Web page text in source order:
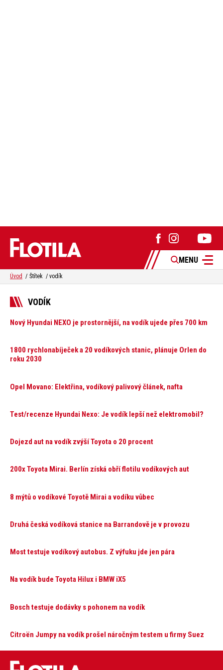
MENU
Úvod Štítek vodík
VODÍK
Nový Hyundai NEXO je prostornější, na vodík ujede přes 700 km
1800 rychlonabíječek a 20 vodíkových stanic, plánuje Orlen do
roku 2030
Opel Movano: Elektřina, vodíkový palivový článek, nafta
Test/recenze Hyundai Nexo: Je vodík lepší než elektromobil?
Dojezd aut na vodík zvýší Toyota o 20 procent
200x Toyota Mirai. Berlín získá obří flotilu vodíkových aut
8 mýtů o vodíkové Toyotě Mirai a vodíku vůbec
Druhá česká vodíková stanice na Barrandově je v provozu
Most testuje vodíkový autobus. Z výfuku jde jen pára
Na vodík bude Toyota Hilux i BMW iX5
Bosch testuje dodávky s pohonem na vodík
Citroën Jumpy na vodík prošel náročným testem u firmy Suez